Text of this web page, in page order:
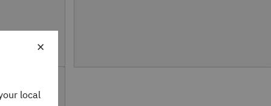
×
local